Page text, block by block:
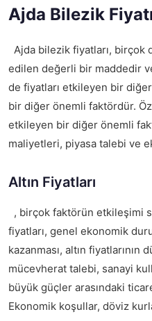
Ajda Bilezik
Ajda bilezik fiyatları, birçok
edilen değerli bir maddedir
de fiyatları etkileyen bir
bir diğer önemli faktördür.
etkileyen bir diğer önemli
maliyetleri, piyasa talebi ve
Altın Fiyatları
, birçok faktörün etkileşimi
fiyatları, genel ekonomik
kazanması, altın
mücevherat talebi, sanayi
büyük güçler arasındaki
Ekonomik koşullar, döviz